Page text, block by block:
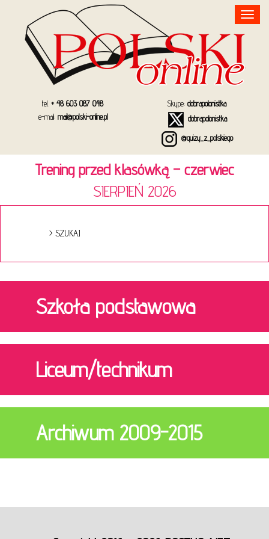
Toggle
navigation
tel. + 48 603 087 048
e-mail: mail@polski-online.pl
Skype: dobrapolonistka
dobrapolonistka
@quizy_z_polskiego
Trening przed klasówką – czerwiec
SIERPIEŃ 2026
Szkoła podstawowa
Liceum/technikum
Archiwum 2009-2015